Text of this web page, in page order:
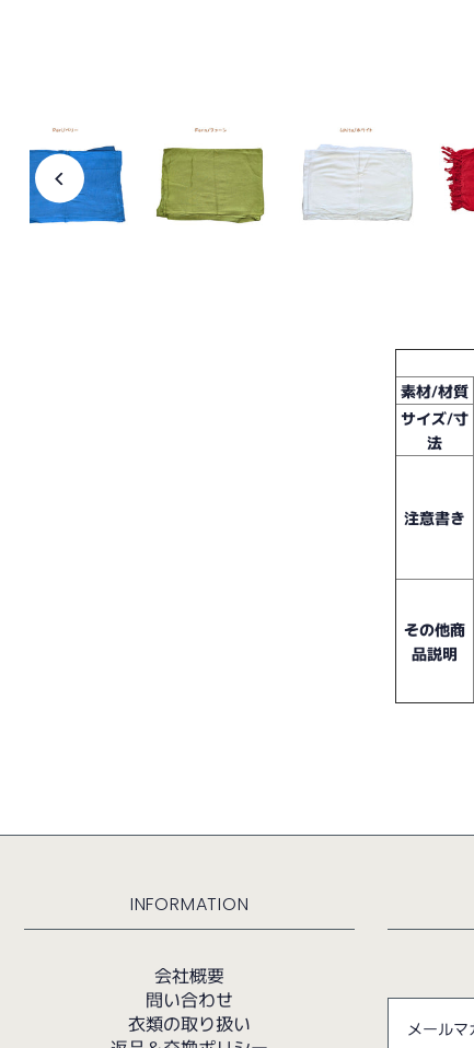
素材/材質
サイズ/寸
法
注意書き
その他商
品説明
INFORMATION
会社概要
問い合わせ
衣類の取り扱い